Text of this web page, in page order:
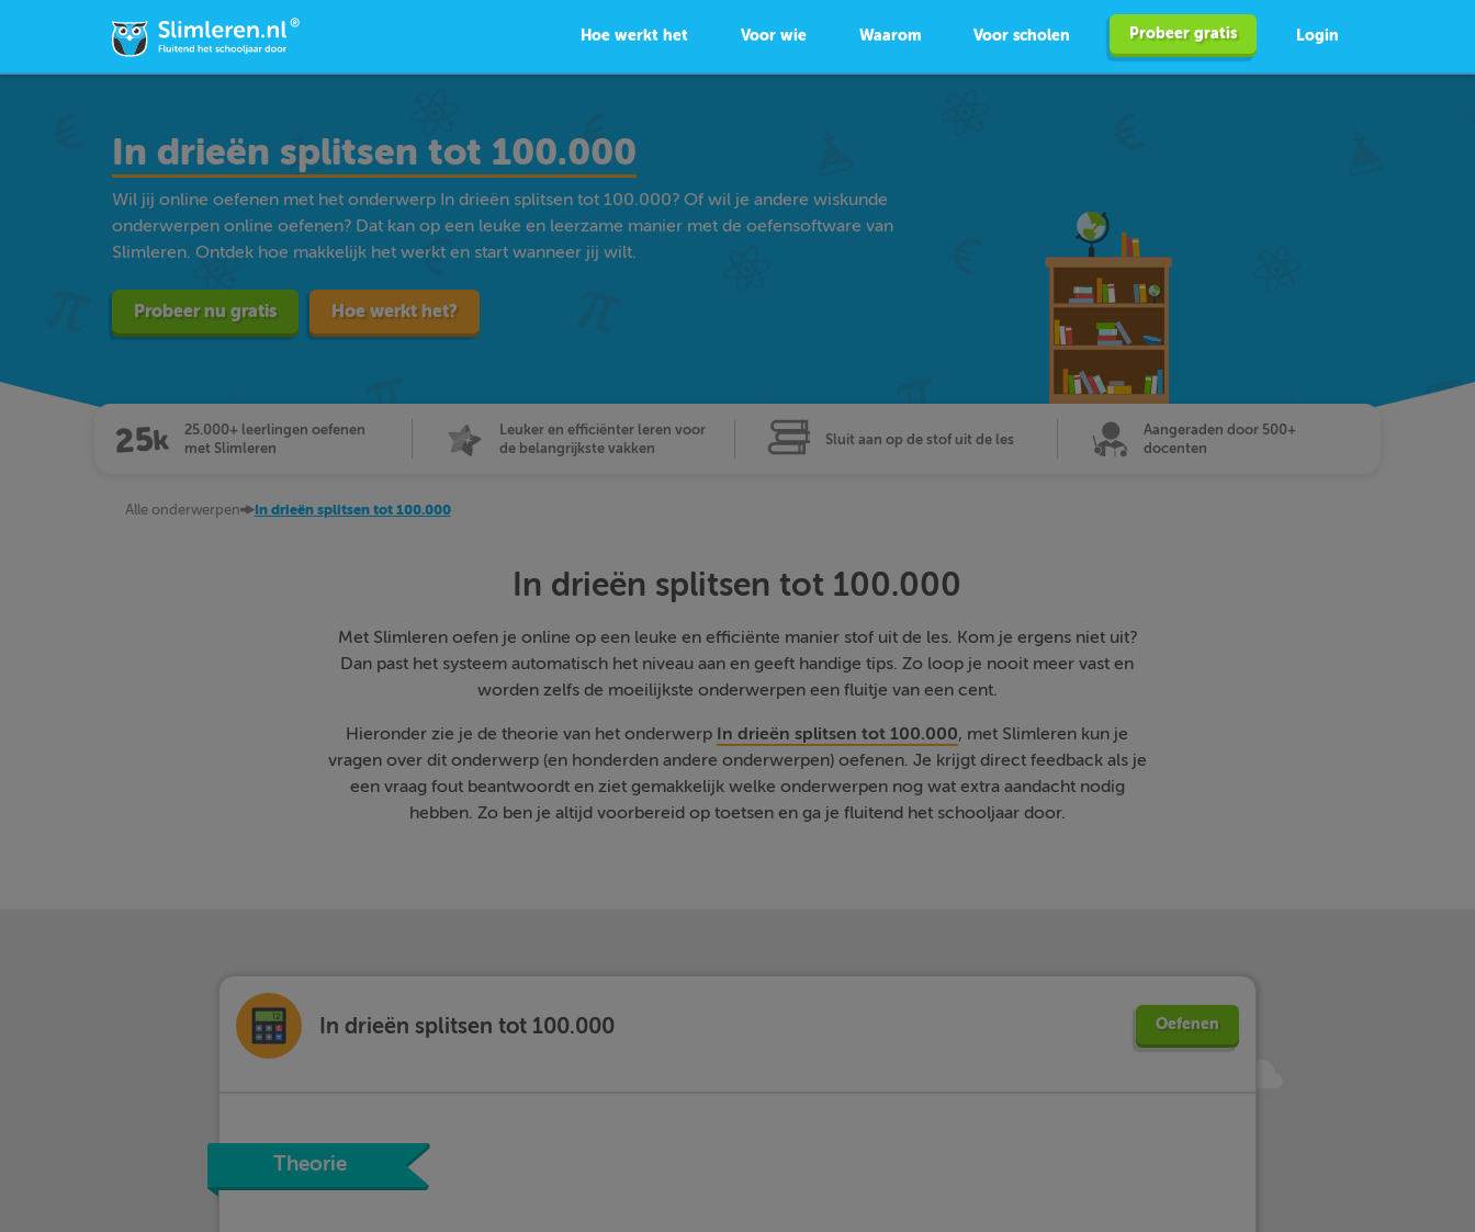
Hoe werkt het Voor wie Waarom Voor scholen Probeer gratis Login
In drieën splitsen tot 100.000
Wil jij online oefenen met het onderwerp In drieën splitsen tot 100.000? Of wil je andere wiskunde
onderwerpen online oefenen? Dat kan op een leuke en leerzame manier met de oefensoftware van
Slimleren. Ontdek hoe makkelijk het werkt en start wanneer jij wilt.
Probeer nu gratis Hoe werkt het?
25.000+ leerlingen oefenen
met Slimleren
Leuker en efficiënter leren voor
de belangrijkste vakken
Sluit aan op de stof uit de les
Aangeraden door 500+
docenten
Alle onderwerpen In drieën splitsen tot 100.000
In drieën splitsen tot 100.000
Met Slimleren oefen je online op een leuke en efficiënte manier stof uit de les. Kom je ergens niet uit?
Dan past het systeem automatisch het niveau aan en geeft handige tips. Zo loop je nooit meer vast en
worden zelfs de moeilijkste onderwerpen een fluitje van een cent.
Hieronder zie je de theorie van het onderwerp In drieën splitsen tot 100.000, met Slimleren kun je
vragen over dit onderwerp (en honderden andere onderwerpen) oefenen. Je krijgt direct feedback als je
een vraag fout beantwoordt en ziet gemakkelijk welke onderwerpen nog wat extra aandacht nodig
hebben. Zo ben je altijd voorbereid op toetsen en ga je fluitend het schooljaar door.
In drieën splitsen tot 100.000 Oefenen
Theorie